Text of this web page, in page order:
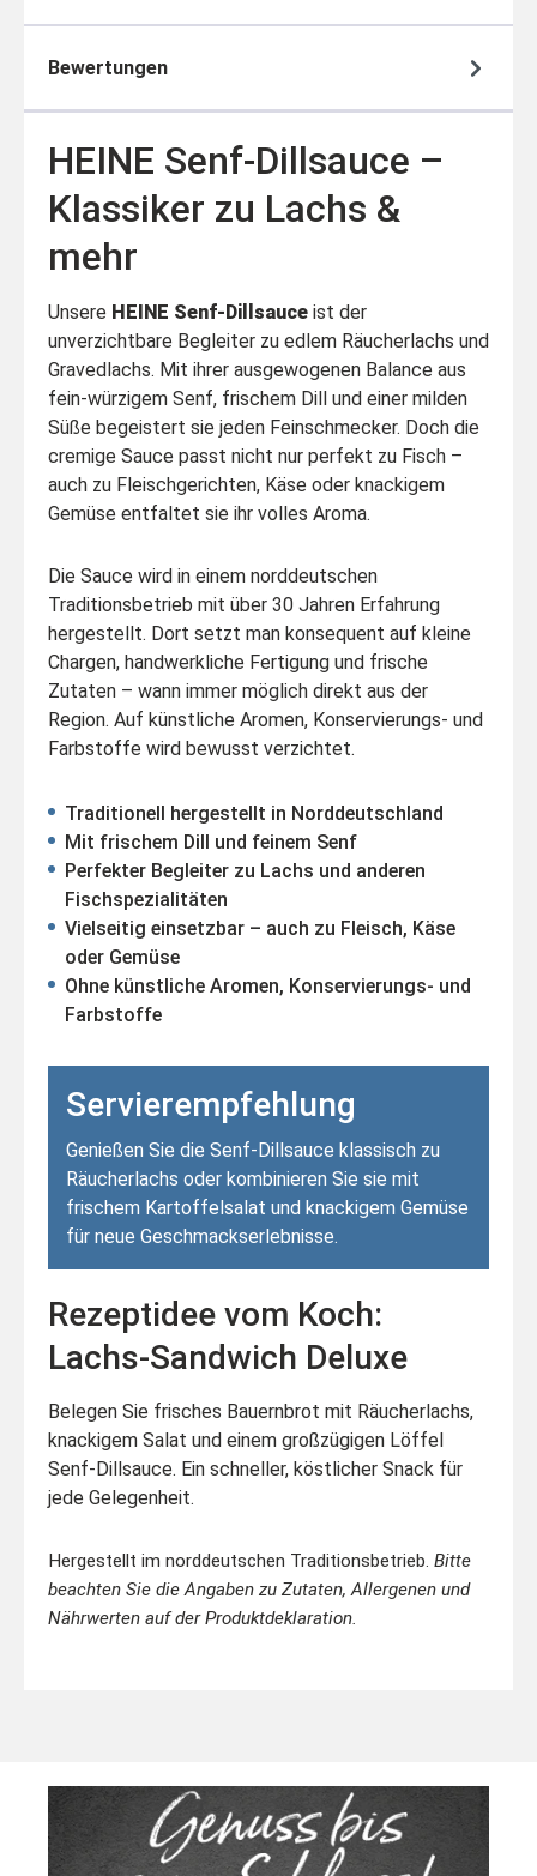
Bewertungen
HEINE Senf-Dillsauce –
Klassiker zu Lachs &
mehr
Unsere HEINE Senf-Dillsauce ist der
unverzichtbare Begleiter zu edlem Räucherlachs und
Gravedlachs. Mit ihrer ausgewogenen Balance aus
fein-würzigem Senf, frischem Dill und einer milden
Süße begeistert sie jeden Feinschmecker. Doch die
cremige Sauce passt nicht nur perfekt zu Fisch –
auch zu Fleischgerichten, Käse oder knackigem
Gemüse entfaltet sie ihr volles Aroma.
Die Sauce wird in einem norddeutschen
Traditionsbetrieb mit über 30 Jahren Erfahrung
hergestellt. Dort setzt man konsequent auf kleine
Chargen, handwerkliche Fertigung und frische
Zutaten – wann immer möglich direkt aus der
Region. Auf künstliche Aromen, Konservierungs- und
Farbstoffe wird bewusst verzichtet.
Traditionell hergestellt in Norddeutschland
Mit frischem Dill und feinem Senf
Perfekter Begleiter zu Lachs und anderen
Fischspezialitäten
Vielseitig einsetzbar – auch zu Fleisch, Käse
oder Gemüse
Ohne künstliche Aromen, Konservierungs- und
Farbstoffe
Servierempfehlung
Genießen Sie die Senf-Dillsauce klassisch zu
Räucherlachs oder kombinieren Sie sie mit
frischem Kartoffelsalat und knackigem Gemüse
für neue Geschmackserlebnisse.
Rezeptidee vom Koch:
Lachs-Sandwich Deluxe
Belegen Sie frisches Bauernbrot mit Räucherlachs,
knackigem Salat und einem großzügigen Löffel
Senf-Dillsauce. Ein schneller, köstlicher Snack für
jede Gelegenheit.
Hergestellt im norddeutschen Traditionsbetrieb. Bitte
beachten Sie die Angaben zu Zutaten, Allergenen und
Nährwerten auf der Produktdeklaration.